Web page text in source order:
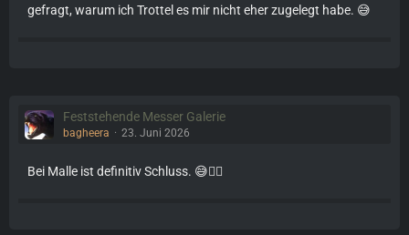
gefragt, warum ich Trottel es mir nicht eher zugelegt habe. 😅
Feststehende Messer Galerie
bagheera 23. Juni 2026
Bei Malle ist definitiv Schluss. 😅👌🏼